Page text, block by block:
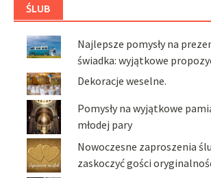
ŚLUB
Najlepsze pomysły na
świadka: wyjątkowe
Dekoracje weselne.
Pomysły na wyjątkowe
młodej pary
Nowoczesne zaproszenia
zaskoczyć gości